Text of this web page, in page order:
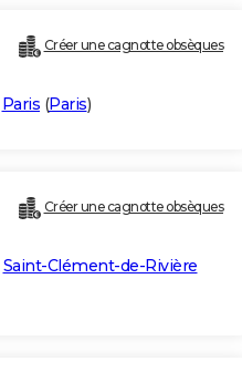
Créer une cagnotte obsèques
Paris (Paris)
Créer une cagnotte obsèques
Saint-Clément-de-Rivière